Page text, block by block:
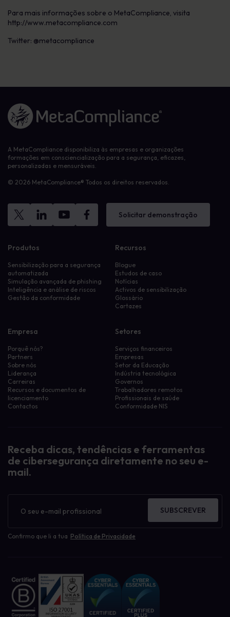
Para mais informações sobre o MetaCompliance, visita
http://www.metacompliance.com
Twitter: @metacompliance
Ligação à página inicial
A MetaCompliance disponibiliza às empresas e organizações
formações em consciencialização para a segurança, eficazes,
personalizadas e mensuráveis.
© 2026 MetaCompliance® Todos os direitos reservados.
Solicitar demonstração
Produtos
Sensibilização para a segurança
automatizada
Simulação avançada de phishing
Inteligência e análise de riscos
Gestão da conformidade
Recursos
Blogue
Estudos de caso
Notícias
Activos de sensibilização
Glossário
Cartazes
Empresa
Porquê nós?
Partners
Sobre nós
Liderança
Carreiras
Recursos e documentos de
licenciamento
Contactos
Setores
Serviços financeiros
Empresas
Setor da Educação
Indústria tecnológica
Governos
Trabalhadores remotos
Profissionais de saúde
Conformidade NIS
Receba dicas, tendências e ferramentas
de cibersegurança diretamente no seu e-
mail.
informativo
Confirmo que li a tua Política de Privacidade
SUBSCREVER